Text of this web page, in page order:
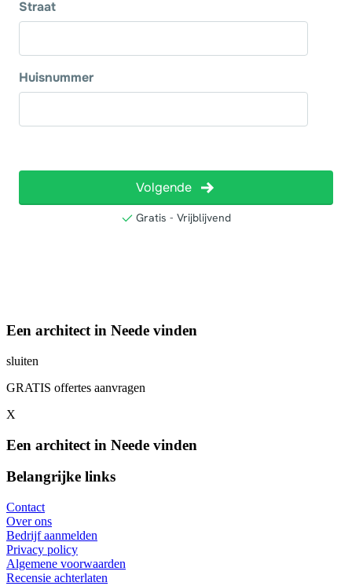
Een architect in Neede vinden
sluiten
GRATIS offertes aanvragen
X
Een architect in Neede vinden
Belangrijke links
Contact
Over ons
Bedrijf aanmelden
Privacy policy
Algemene voorwaarden
Recensie achterlaten